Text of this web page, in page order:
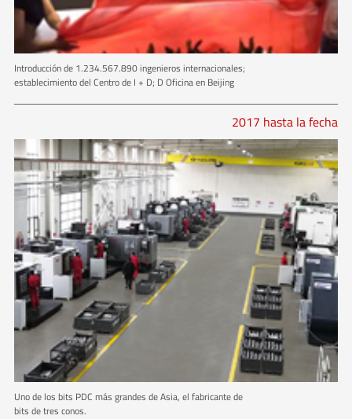
Introducción de 1.234.567.890 ingenieros internacionales;
establecimiento del Centro de I + D; D Oficina en Beijing
2017 hasta la fecha
Uno de los bits PDC más grandes de Asia, el fabricante de
bits de tres conos.